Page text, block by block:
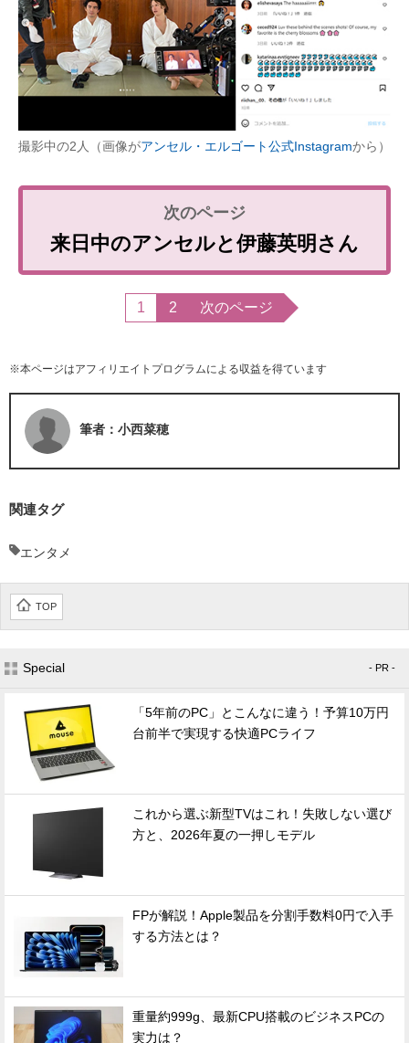
撮影中の2人（画像がアンセル・エルゴート公式Instagramから）
来日中のアンセルと伊藤英明さん
1 2 次のページ
※本ページはアフィリエイトプログラムによる収益を得ています
筆者：小西菜穂
関連タグ
エンタメ
TOP
Special - PR -
「5年前のPC」とこんなに違う！予算10万円
台前半で実現する快適PCライフ
これから選ぶ新型TVはこれ！失敗しない選び
方と、2026年夏の一押しモデル
FPが解説！Apple製品を分割手数料0円で入手
する方法とは？
重量約999g、最新CPU搭載のビジネスPCの
実力は？